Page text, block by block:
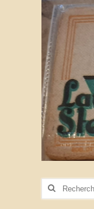
Rechercher